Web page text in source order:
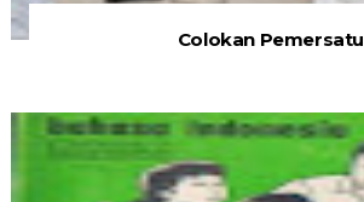
Colokan Pemersatu